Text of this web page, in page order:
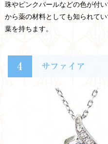
珠やピンクパールなどの色が付
から薬の材料としても知られて
葉を持ちます。
4 サファイア